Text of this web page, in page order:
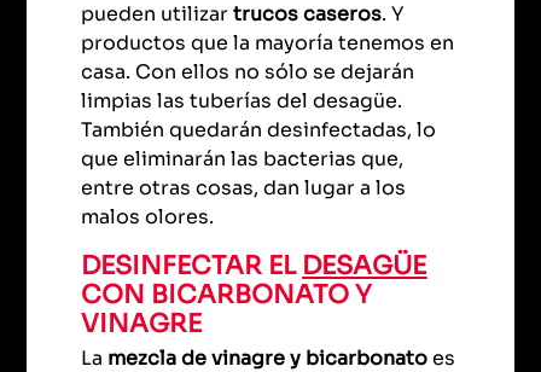
pueden utilizartrucos caseros. Y
productos que la mayoría tenemos en
casa. Con ellos no sólo se dejarán
limpias las tuberías del desagüe.
También quedarán desinfectadas, lo
que eliminarán las bacterias que,
entre otras cosas, dan lugar a los
malos olores.
DESINFECTAR EL DESAGÜE
CON BICARBONATO Y
VINAGRE
La mezcla de vinagre y bicarbonatoes